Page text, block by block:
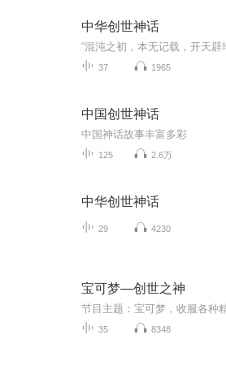
中华创世神话
37 1965
中国创世神话
中国神话故事丰富多彩
125 2.6万
中华创世神话
29 4230
宝可梦—创世之神
35 8348